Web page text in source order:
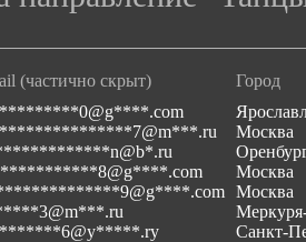
(частично скрыт) Город
Москва
Москва
Москва
Санкт-